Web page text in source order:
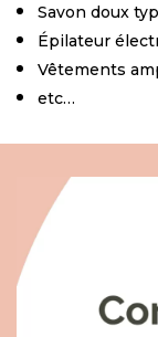
Savon doux
Épilateur
Vêtements
etc…